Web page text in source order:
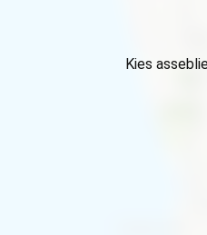
Kies